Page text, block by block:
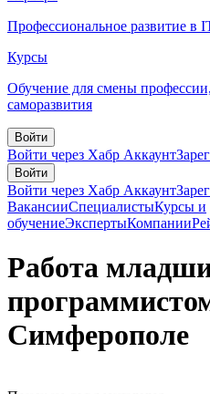
Профессиональное развитие в
Курсы
Обучение для смены
саморазвития
Войти
Войти через Хабр Аккаунт
Войти
Войти через Хабр Аккаунт
ВакансииСпециалистыКурсы и
обучениеЭкспертыКомпании
Работа
Симферополе